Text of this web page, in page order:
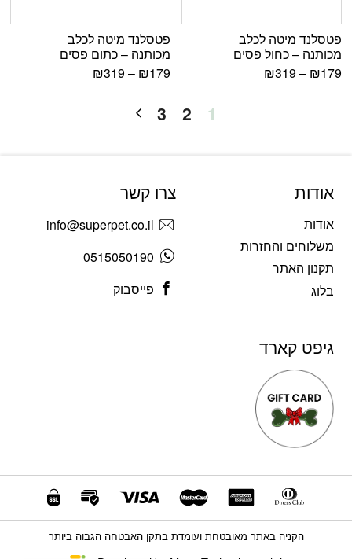
פטסלנד מיטה לכלב
מכותנה – כחול פסים
₪179
–
₪319
פטסלנד מיטה לכלב
מכותנה – כתום פסים
₪179
–
₪319
1
2
3
אודות
אודות
משלוחים והחזרות
תקנון האתר
בלוג
צרו קשר
info@superpet.co.il
0515050190
פייסבוק
גיפט קארד
הקניה באתר מאובטחת ועומדת בתקן האבטחה הגבוה ביותר